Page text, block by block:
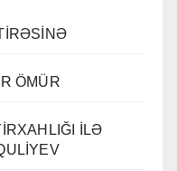
ÖMÜR
İLƏ